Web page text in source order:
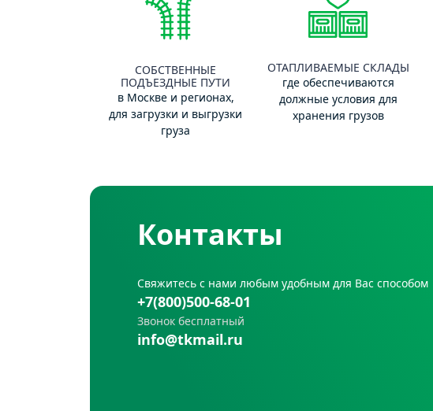
СОБСТВЕННЫЕ
ПОДЪЕЗДНЫЕ ПУТИ
в Москве и регионах,
для загрузки и выгрузки
груза
ОТАПЛИВАЕМЫЕ СКЛАДЫ
где обеспечиваются
должные условия для
хранения грузов
Контакты
Свяжитесь с нами любым удобным для Вас способом
+7(800)500-68-01
Звонок бесплатный
info@tkmail.ru